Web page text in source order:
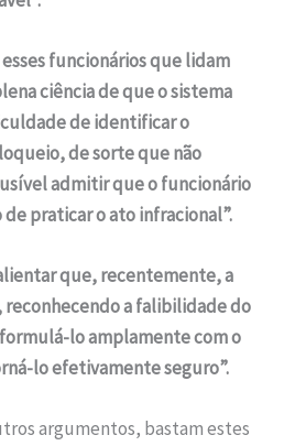
funcionários que lidam
ciência de que o sistema
de identificar o
de sorte que não
admitir que o funcionário
praticar o ato infracional”.
que, recentemente, a
a falibilidade do
lo amplamente com o
lo efetivamente seguro”.
argumentos, bastam estes